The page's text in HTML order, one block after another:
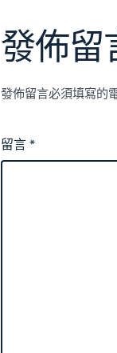
發佈留
發佈留言必須填寫的
留言*